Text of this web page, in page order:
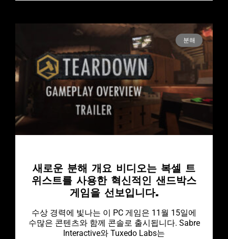
분해
새로운 분해 개요 비디오는 복셀 트
위스트를 사용한 혁신적인 샌드박스
게임을 선보입니다.
수상 경력에 빛나는 이 PC 게임은 11월 15일에
수많은 콘텐츠와 함께 콘솔로 출시됩니다. Sabre
Interactive와 Tuxedo Labs는